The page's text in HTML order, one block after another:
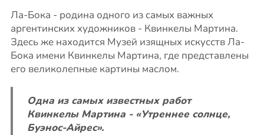
Ла-Бока - родина одного из самых важных
аргентинских художников - Квинкелы Мартина.
Здесь же находится Музей изящных искусств Ла-
Бока имени Квинкелы Мартина, где представлены
его великолепные картины маслом.
Одна из самых известных работ
Квинкелы Мартина - «Утреннее солнце,
Буэнос-Айрес».